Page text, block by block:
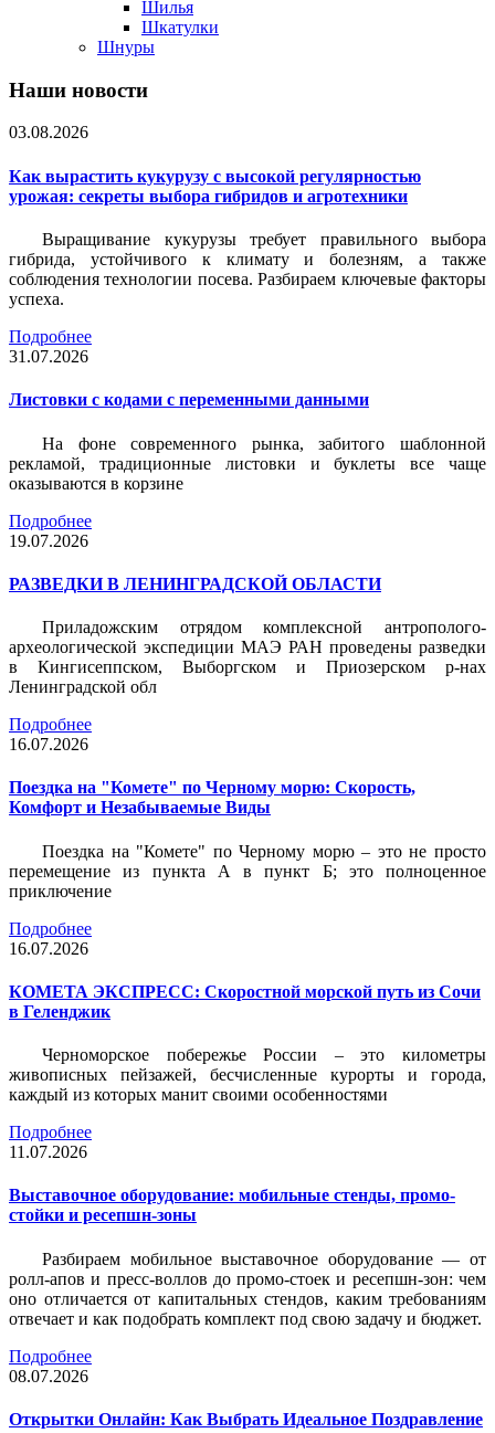
Шилья
Шкатулки
Шнуры
Наши новости
03.08.2026
Как вырастить кукурузу с высокой регулярностью
урожая: секреты выбора гибридов и агротехники
Выращивание кукурузы требует правильного выбора
гибрида, устойчивого к климату и болезням, а также
соблюдения технологии посева. Разбираем ключевые факторы
успеха.
Подробнее
31.07.2026
Листовки c кодами с переменными данными
На фоне современного рынка, забитого шаблонной
рекламой, традиционные листовки и буклеты все чаще
оказываются в корзине
Подробнее
19.07.2026
РАЗВЕДКИ В ЛЕНИНГРАДСКОЙ ОБЛАСТИ
Приладожским отрядом комплексной антрополого-
археологической экспедиции МАЭ РАН проведены разведки
в Кингисеппском, Выборгском и Приозерском р-нах
Ленинградской обл
Подробнее
16.07.2026
Поездка на "Комете" по Черному морю: Скорость,
Комфорт и Незабываемые Виды
Поездка на "Комете" по Черному морю – это не просто
перемещение из пункта А в пункт Б; это полноценное
приключение
Подробнее
16.07.2026
КОМЕТА ЭКСПРЕСС: Скоростной морской путь из Сочи
в Геленджик
Черноморское побережье России – это километры
живописных пейзажей, бесчисленные курорты и города,
каждый из которых манит своими особенностями
Подробнее
11.07.2026
Выставочное оборудование: мобильные стенды, промо-
стойки и ресепшн-зоны
Разбираем мобильное выставочное оборудование — от
ролл-апов и пресс-воллов до промо-стоек и ресепшн-зон: чем
оно отличается от капитальных стендов, каким требованиям
отвечает и как подобрать комплект под свою задачу и бюджет.
Подробнее
08.07.2026
Открытки Онлайн: Как Выбрать Идеальное Поздравление